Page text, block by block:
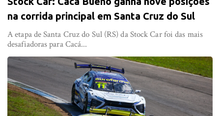
na corrida principal em Santa Cruz do Sul
A etapa de Santa Cruz do Sul (RS) da Stock Car foi das mais
desafiadoras para Cacá...